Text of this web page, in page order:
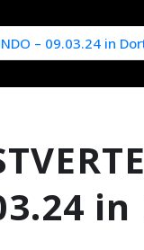
– 09.03.24 in